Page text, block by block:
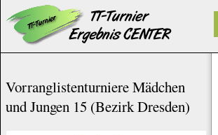
Vorranglistenturniere Mädchen
und Jungen 15 (Bezirk Dresden)